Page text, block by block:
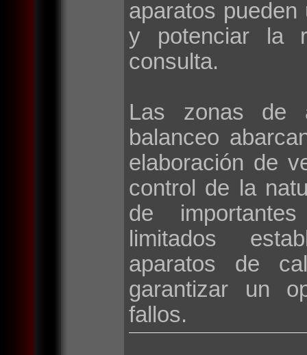
aparatos
y potenciar la
consulta.
Las zonas de
balanceo
elaboración de
control de la
de
limitados
aparatos de
garantizar un
fallos.